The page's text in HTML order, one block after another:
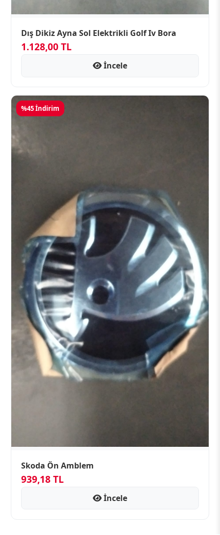
Dış Dikiz Ayna Sol Elektrikli Golf Iv Bora
1.128,00 TL
İncele
%45 İndirim
Skoda Ön Amblem
939,18 TL
İncele